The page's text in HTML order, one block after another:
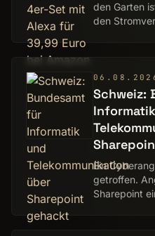
den Garten
den
Schweiz:
Ein
getroffen.
Sharepoint